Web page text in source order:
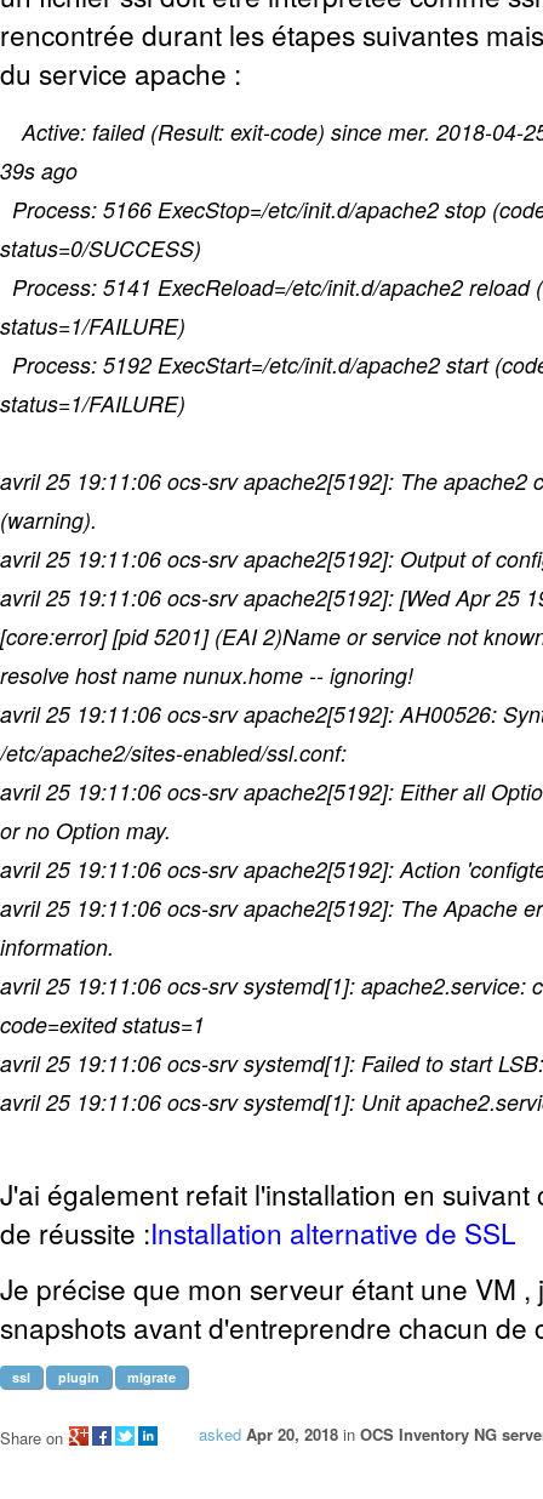
rencontrée durant les étapes suivantes
du service apache :
Active: failed (Result: exit-code) since mer. 2018-04-
39s ago
Process: 5166 ExecStop=/etc/init.d/apache2 stop
status=0/SUCCESS)
Process: 5141 ExecReload=/etc/init.d/apache2 reload
status=1/FAILURE)
Process: 5192 ExecStart=/etc/init.d/apache2 start
status=1/FAILURE)
avril 25 19:11:06 ocs-srv apache2[5192]: The apache2
(warning).
avril 25 19:11:06 ocs-srv apache2[5192]: Output of
avril 25 19:11:06 ocs-srv apache2[5192]: [Wed Apr 25
[core:error] [pid 5201] (EAI 2)Name or service not
resolve host name nunux.home -- ignoring!
avril 25 19:11:06 ocs-srv apache2[5192]: AH00526:
/etc/apache2/sites-enabled/ssl.conf:
avril 25 19:11:06 ocs-srv apache2[5192]: Either all
or no Option may.
avril 25 19:11:06 ocs-srv apache2[5192]: Action
avril 25 19:11:06 ocs-srv apache2[5192]: The Apache
information.
avril 25 19:11:06 ocs-srv systemd[1]: apache2.service:
code=exited status=1
avril 25 19:11:06 ocs-srv systemd[1]: Failed to start
avril 25 19:11:06 ocs-srv systemd[1]: Unit
J'ai également refait l'installation en suivant
de réussite :Installation alternative de SSL
Je précise que mon serveur étant une VM ,
snapshots avant d'entreprendre chacun de
ssl plugin migrate
asked Apr 20, 2018 in OCS Inventory NG
Share on